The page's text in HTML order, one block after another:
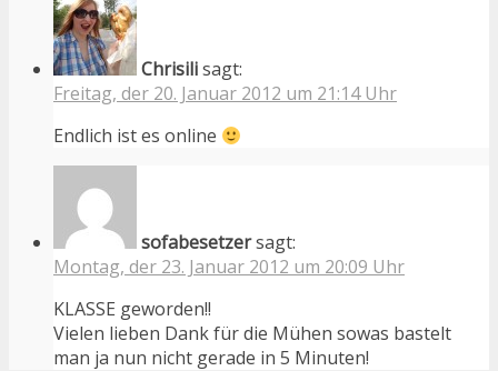
Chrisilisagt:
Freitag, der 20. Januar 2012 um 21:14 Uhr
Endlich ist es online
sofabesetzersagt:
Montag, der 23. Januar 2012 um 20:09 Uhr
KLASSE geworden!!
Vielen lieben Dank für die Mühen sowas bastelt
man ja nun nicht gerade in 5 Minuten!